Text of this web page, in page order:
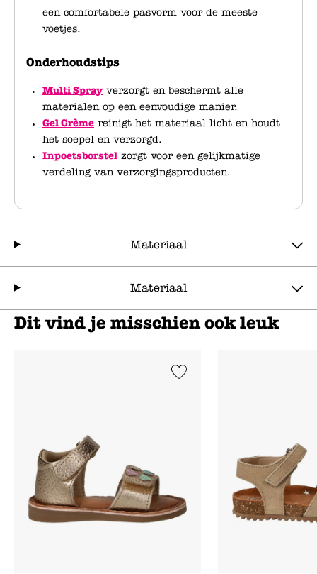
een comfortabele pasvorm voor de meeste
voetjes.
Onderhoudstips
Multi Sprayverzorgt en beschermt alle
materialen op een eenvoudige manier.
Gel Crème reinigt het materiaal licht en houdt
het soepel en verzorgd.
Inpoetsborstel zorgt voor een gelijkmatige
verdeling van verzorgingsproducten.
Materiaal
Materiaal
Dit vind je misschien ook leuk
Add to Wishlist